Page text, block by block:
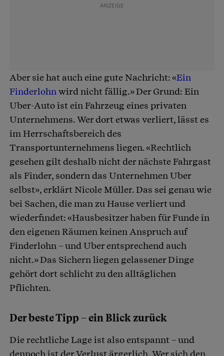
Aber sie hat auch eine gute Nachricht: «Ein
Finderlohnwird nicht fällig.» Der Grund: Ein
Uber-Auto ist ein Fahrzeug eines privaten
Unternehmens. Wer dort etwas verliert, lässt es
im Herrschaftsbereich des
Transportunternehmens liegen. «Rechtlich
gesehen gilt deshalb nicht der nächste Fahrgast
als Finder, sondern das Unternehmen Uber
selbst», erklärt Nicole Müller. Das sei genau wie
bei Sachen, die man zu Hause verliert und
wiederfindet: «Hausbesitzer haben für Funde in
den eigenen Räumen keinen Anspruch auf
Finderlohn – und Uber entsprechend auch
nicht.» Das Sichern liegen gelassener Dinge
gehört dort schlicht zu den alltäglichen
Pflichten.
Der beste Tipp – ein Blick zurück
Die rechtliche Lage ist also entspannt – und
dennoch ist der Verlust ärgerlich. Wer sich den